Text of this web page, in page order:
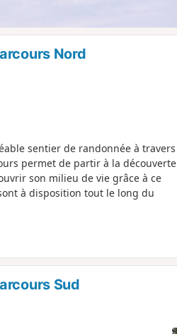
Nord
sentier de randonnée à travers
permet de partir à la découverte
son milieu de vie grâce à ce
à disposition tout le long du
Sud